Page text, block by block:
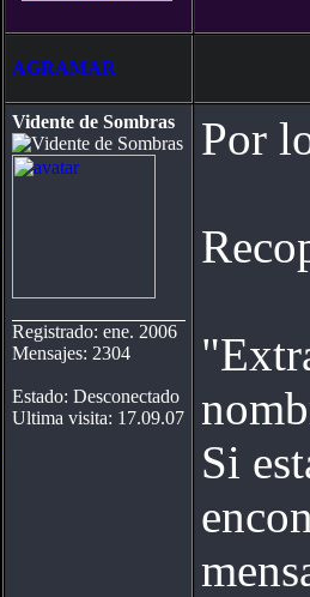
AGRAMAR
Vidente de Sombras
Registrado: ene. 2006
Mensajes: 2304
Estado: Desconectado
Ultima visita: 17.09.07
Por
Si